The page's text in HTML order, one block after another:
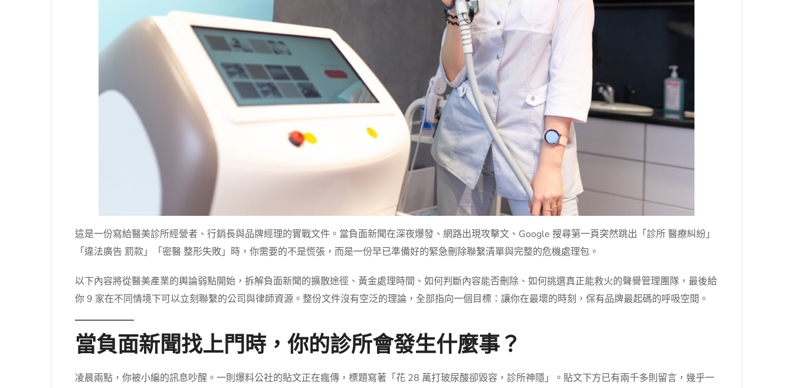
這是一份寫給醫美診所經營者、行銷長與品牌經理的實戰文件。當負面新聞在深夜爆發、網路出現攻擊文、Google 搜尋第一頁突然跳出「診所 醫療糾紛」
「違法廣告 罰款」「密醫 整形失敗」時，你需要的不是慌張，而是一份早已準備好的緊急刪除聯繫清單與完整的危機處理包。
以下內容將從醫美產業的輿論弱點開始，拆解負面新聞的擴散途徑、黃金處理時間、如何判斷內容能否刪除、如何挑選真正能救火的聲譽管理團隊，最後給
你 9 家在不同情境下可以立刻聯繫的公司與律師資源。整份文件沒有空泛的理論，全部指向一個目標：讓你在最壞的時刻，保有品牌最起碼的呼吸空間。
當負面新聞找上門時，你的診所會發生什麼事？
凌晨兩點，你被小編的訊息吵醒。一則爆料公社的貼文正在瘋傳，標題寫著「花 28 萬打玻尿酸卻毀容，診所神隱」。貼文下方已有兩千多則留言，幾乎一